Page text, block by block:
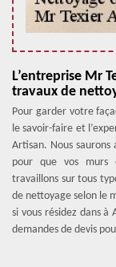
L’entreprise Mr
travaux de
Pour garder votre
le savoir-faire et
Artisan. Nous
pour que vos murs
travaillons sur tous
de nettoyage selon le
si vous résidez dans à
demandes de devis